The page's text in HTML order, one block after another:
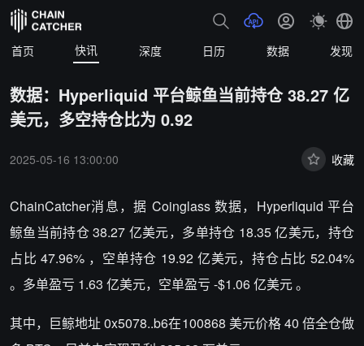
首页 快讯 深度 日历 数据 发现
数据：Hyperliquid 平台鲸鱼当前持仓 38.27 亿
美元，多空持仓比为 0.92
2025-05-16 13:00:00 收藏
ChainCatcher消息，据 Coinglass 数据，Hyperliquid 平台
鲸鱼当前持仓 38.27 亿美元，多单持仓 18.35 亿美元，持仓
占比 47.96% ，空单持仓 19.92 亿美元，持仓占比 52.04%
。多单盈亏 1.63 亿美元，空单盈亏 -$1.06 亿美元 。
其中，巨鲸地址 0x5078..b6在100868 美元价格 40 倍全仓做